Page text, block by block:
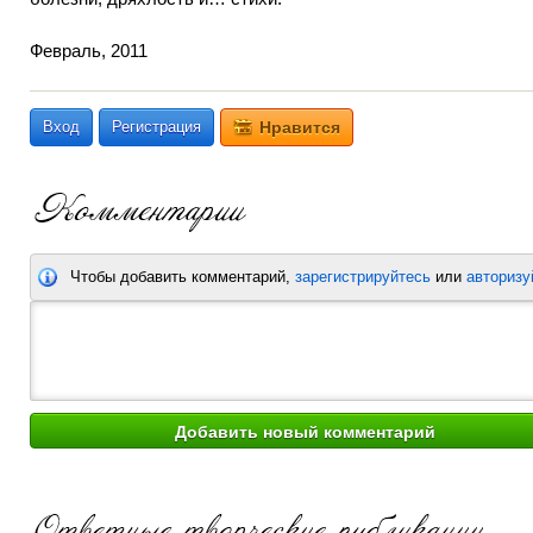
Февраль, 2011
Вход Регистрация Нравится
Чтобы добавить комментарий, зарегистрируйтесь или